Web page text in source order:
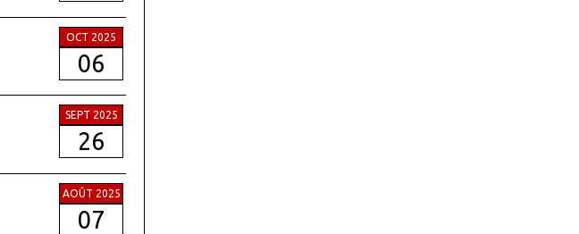
OCT 2025
06
SEPT 2025
26
AOÛT 2025
07